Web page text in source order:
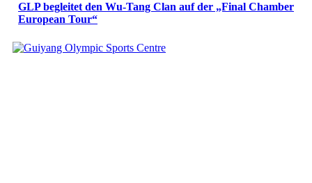
GLP begleitet den Wu-Tang Clan auf der „Final Chamber
European Tour“